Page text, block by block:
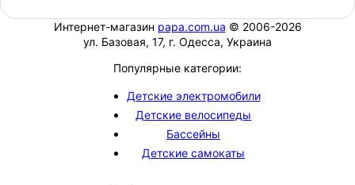
Интернет-магазин papa.com.ua © 2006-2026
ул. Базовая, 17, г. Одесса, Украина
Популярные категории:
Детские электромобили
Детские велосипеды
Бассейны
Детские самокаты